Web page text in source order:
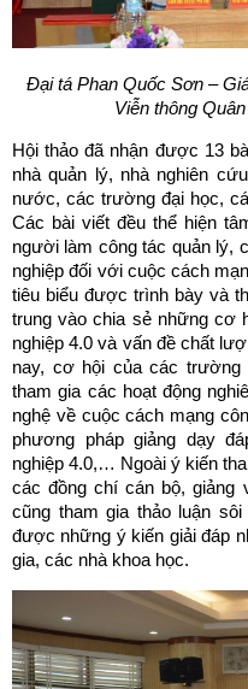
Đại tá Phan Quốc Sơn –
Viễn thông
Hội thảo đã nhận được 13
nhà quản lý, nhà nghiên
nước, các trường đại học,
Các bài viết đều thể hiện
người làm công tác quản lý,
nghiệp đối với cuộc cách
tiêu biểu được trình bày và
trung vào chia sẻ những cơ
nghiệp 4.0 và vấn đề chất
nay, cơ hội của các trường
tham gia các hoạt động
nghệ về cuộc cách mạng
phương pháp giảng dạy
nghiệp 4.0,… Ngoài ý kiến
các đồng chí cán bộ, giảng
cũng tham gia thảo luận
được những ý kiến giải đáp
gia, các nhà khoa học.